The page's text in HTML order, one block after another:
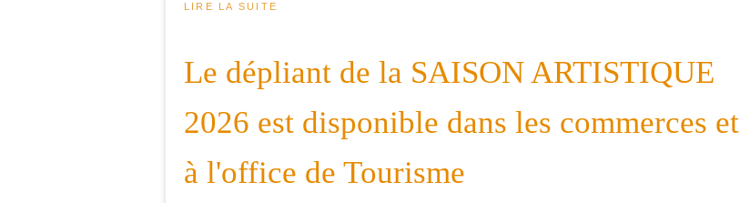
LIRE LA SUITE
Le dépliant de la SAISON ARTISTIQUE
2026 est disponible dans les commerces et
à l'office de Tourisme